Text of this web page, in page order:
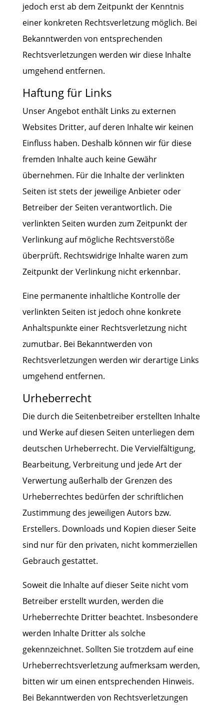
jedoch erst ab dem Zeitpunkt der Kenntnis
einer konkreten Rechtsverletzung möglich. Bei
Bekanntwerden von entsprechenden
Rechtsverletzungen werden wir diese Inhalte
umgehend entfernen.
Haftung für Links
Unser Angebot enthält Links zu externen
Websites Dritter, auf deren Inhalte wir keinen
Einfluss haben. Deshalb können wir für diese
fremden Inhalte auch keine Gewähr
übernehmen. Für die Inhalte der verlinkten
Seiten ist stets der jeweilige Anbieter oder
Betreiber der Seiten verantwortlich. Die
verlinkten Seiten wurden zum Zeitpunkt der
Verlinkung auf mögliche Rechtsverstöße
überprüft. Rechtswidrige Inhalte waren zum
Zeitpunkt der Verlinkung nicht erkennbar.
Eine permanente inhaltliche Kontrolle der
verlinkten Seiten ist jedoch ohne konkrete
Anhaltspunkte einer Rechtsverletzung nicht
zumutbar. Bei Bekanntwerden von
Rechtsverletzungen werden wir derartige Links
umgehend entfernen.
Urheberrecht
Die durch die Seitenbetreiber erstellten Inhalte
und Werke auf diesen Seiten unterliegen dem
deutschen Urheberrecht. Die Vervielfältigung,
Bearbeitung, Verbreitung und jede Art der
Verwertung außerhalb der Grenzen des
Urheberrechtes bedürfen der schriftlichen
Zustimmung des jeweiligen Autors bzw.
Erstellers. Downloads und Kopien dieser Seite
sind nur für den privaten, nicht kommerziellen
Gebrauch gestattet.
Soweit die Inhalte auf dieser Seite nicht vom
Betreiber erstellt wurden, werden die
Urheberrechte Dritter beachtet. Insbesondere
werden Inhalte Dritter als solche
gekennzeichnet. Sollten Sie trotzdem auf eine
Urheberrechtsverletzung aufmerksam werden,
bitten wir um einen entsprechenden Hinweis.
Bei Bekanntwerden von Rechtsverletzungen